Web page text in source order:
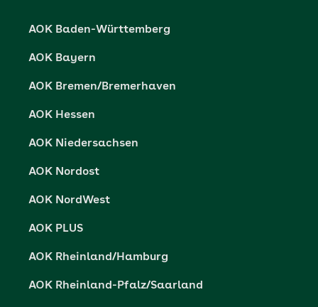
Presse- und Politikportal
Vertriebspartner-Service
AOK Baden-Württemberg
AOK Bayern
AOK Bremen/Bremerhaven
AOK Hessen
AOK Niedersachsen
AOK Nordost
AOK NordWest
AOK PLUS
AOK Rheinland/Hamburg
AOK Rheinland-Pfalz/Saarland